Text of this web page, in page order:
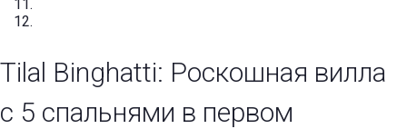
Tilal Binghatti: Роскошная вилла
с 5 спальнями в первом